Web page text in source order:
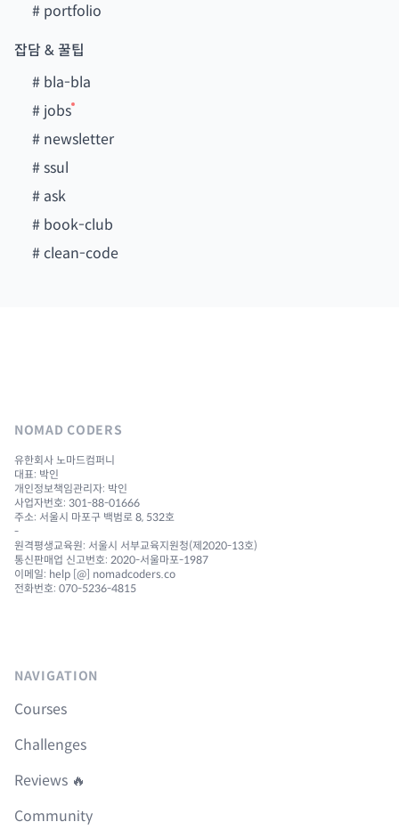
# portfolio
잡담 & 꿀팁
# bla-bla
# jobs
# newsletter
#ssul
# ask
# book-club
#clean-code
NOMAD CODERS
유한회사 노마드컴퍼니
대표: 박인
개인정보책임관리자: 박인
사업자번호: 301-88-01666
주소: 서울시 마포구 백범로 8, 532호
-
원격평생교육원: 서울시 서부교육지원청(제2020-13호)
통신판매업 신고번호: 2020-서울마포-1987
이메일: help [@] nomadcoders.co
전화번호: 070-5236-4815
NAVIGATION
Courses
Challenges
Reviews 🔥
Community